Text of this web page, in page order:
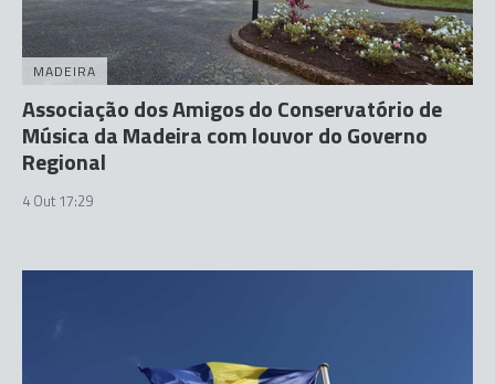
MADEIRA
Associação dos Amigos do Conservatório de
Música da Madeira com louvor do Governo
Regional
4 Out 17:29